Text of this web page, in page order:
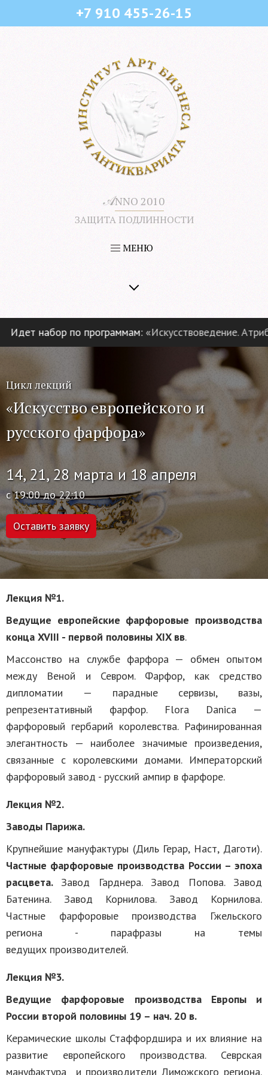
+7 910 455-26-15
𝒜NNO 2010
ЗАЩИТА ПОДЛИННОСТИ
МЕНЮ
набор по программам:«Искусствоведение.
Цикл лекций
«Искусство европейского и
русского фарфора»
14, 21, 28 марта и 18 апреля
с 19:00 до 22:10
Оставить заявку
Лекция №1.
Ведущие европейские фарфоровые производства
конца XVIII - первой половины XIX вв.
Массонство на службе фарфора — обмен опытом
между Веной и Севром. Фарфор, как средство
дипломатии — парадные сервизы, вазы,
репрезентативный фарфор. Flora Danica —
фарфоровый гербарий королевства. Рафинированная
элегантность — наиболее значимые произведения,
связанные с королевскими домами. Императорский
фарфоровый завод - русский ампир в фарфоре.
Лекция №2.
Заводы Парижа.
Крупнейшие мануфактуры (Диль Герар, Наст, Даготи).
Частные фарфоровые производства России – эпоха
расцвета. Завод Гарднера. Завод Попова. Завод
Батенина. Завод Корнилова. Завод Корнилова.
Частные фарфоровые производства Гжельского
региона - парафразы на темы
ведущих производителей.
Лекция №3.
Ведущие фарфоровые производства Европы и
России второй половины 19 – нач. 20 в.
Керамические школы Стаффордшира и их влияние на
развитие европейского производства. Севрская
мануфактура и производители Лиможского региона.